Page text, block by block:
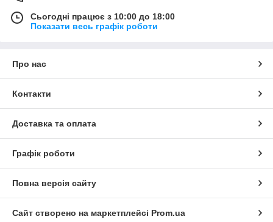
Сьогодні працює з 10:00 до 18:00
Показати весь графік роботи
Про нас
Контакти
Доставка та оплата
Графік роботи
Повна версія сайту
Сайт створено на маркетплейсі Prom.ua